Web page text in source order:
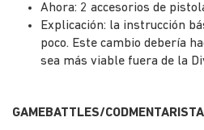
Ahora: 2 accesorios de
Explicación: la instrucción
poco. Este cambio debería
sea más viable fuera de la
GAMEBATTLES/